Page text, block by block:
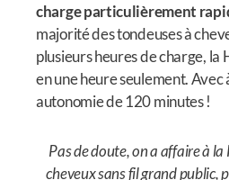
charge particulièrement
majorité des tondeuses à
plusieurs heures de charge, la
en une heure seulement. Avec
autonomie de 120 minutes !
Pas de doute, on a affaire à la
cheveux sans fil grand public,